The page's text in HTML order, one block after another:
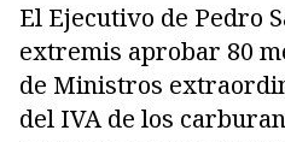
El Ejecutivo de Pedro
extremis aprobar 80
de Ministros
del IVA de los